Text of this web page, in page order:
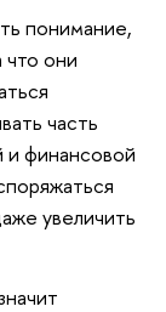
понимание,
они
часть
и финансовой
увеличить